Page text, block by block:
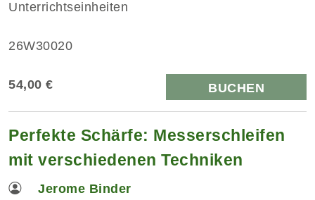
Unterrichtseinheiten
26W30020
54,00 € BUCHEN
Perfekte Schärfe: Messerschleifen
mit verschiedenen Techniken
Jerome Binder